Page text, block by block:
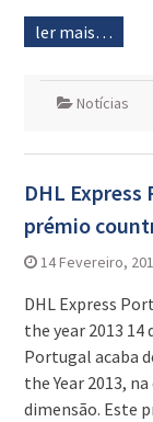
ler mais…
Notícias
DHL
prémio
14 Fevereiro,
DHL Express
the year 2013 14
Portugal acaba
the Year 2013,
dimensão. Este